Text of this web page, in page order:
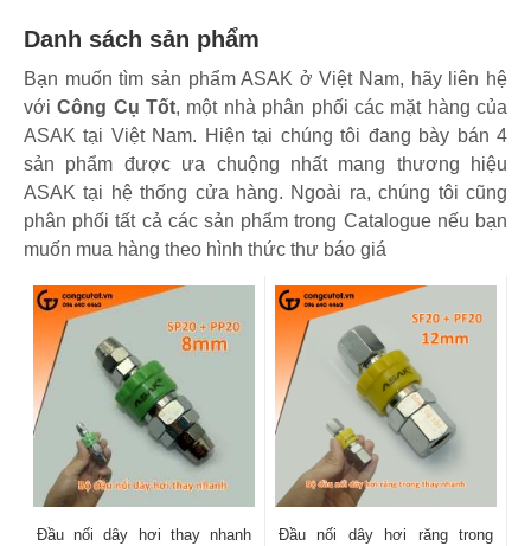
Danh sách sản phẩm
Bạn muốn tìm sản phẩm ASAK ở Việt Nam, hãy liên hệ
vớiCông Cụ Tốt, một nhà phân phối các mặt hàng của
ASAK tại Việt Nam. Hiện tại chúng tôi đang bày bán 4
sản phẩm được ưa chuộng nhất mang thương hiệu
ASAK tại hệ thống cửa hàng. Ngoài ra, chúng tôi cũng
phân phối tất cả các sản phẩm trong Catalogue nếu bạn
muốn mua hàng theo hình thức thư báo giá
Đầu nối dây hơi thay nhanh
Đầu nối dây hơi răng trong